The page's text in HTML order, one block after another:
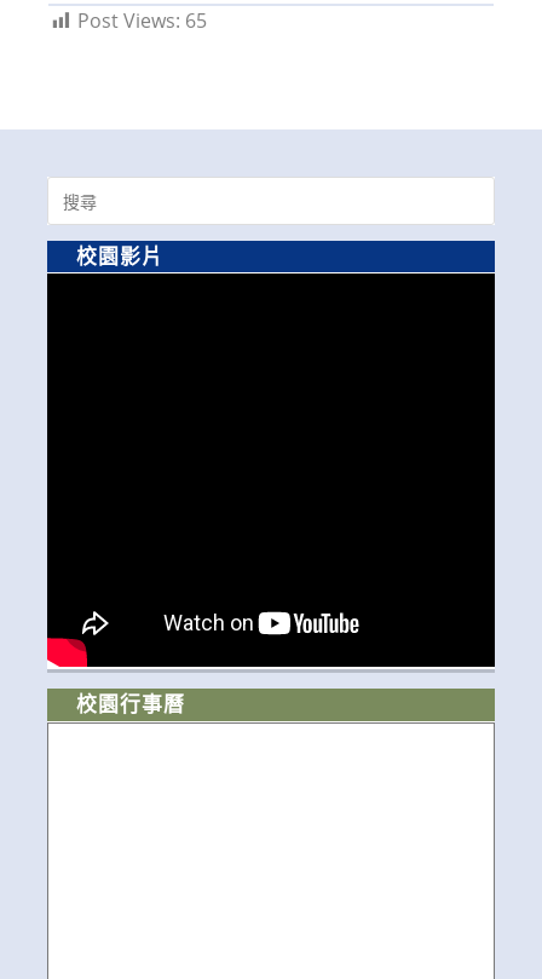
Post Views: 65
Search
for:
校園影片
校園行事曆